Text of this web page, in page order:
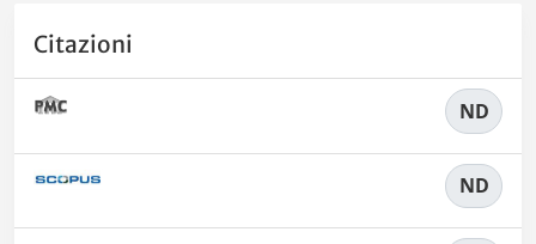
Citazioni
ND
ND